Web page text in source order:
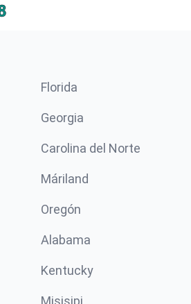
Florida
Georgia
Carolina del Norte
Máriland
Oregón
Alabama
Kentucky
Misisipi